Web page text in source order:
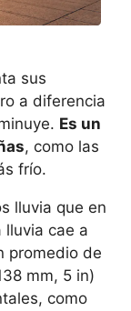
sus
a diferencia
Es un
, como las
frío.
lluvia que en
lluvia cae a
promedio de
mm, 5 in)
como